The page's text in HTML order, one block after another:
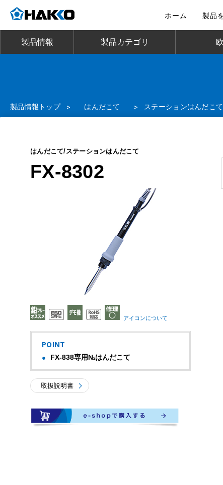
ホーム 製品
製品情報 製品カテゴリ
製品情報トップ > はんだこて > ステーションはんだこて
はんだこて/ステーションはんだこて
FX-8302
アイコンについて
POINT
FX-838専用N2はんだこて
取扱説明書